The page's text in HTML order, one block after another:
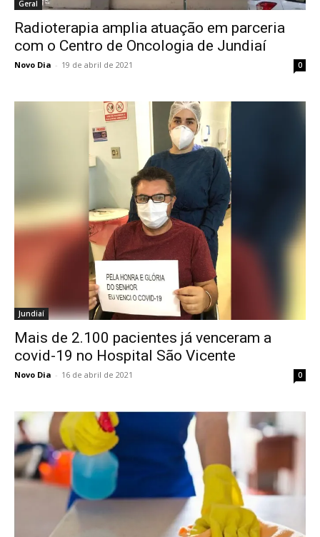
Geral
Radioterapia amplia atuação em parceria
com o Centro de Oncologia de Jundiaí
Novo Dia - 19 de abril de 2021 0
Jundiaí
Mais de 2.100 pacientes já venceram a
covid-19 no Hospital São Vicente
Novo Dia - 16 de abril de 2021 0